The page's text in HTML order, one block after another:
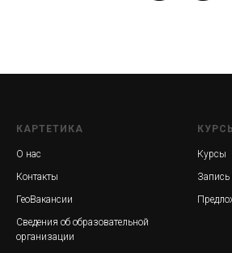
КАРТЕТИКА
О нас
Контакты
ГеоВакансии
Сведения об образовательной
организации
КУРСЫ
Курсы